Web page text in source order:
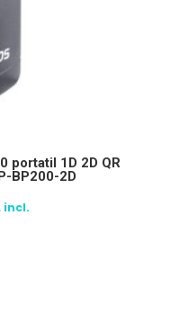
portatil 1D 2D QR
BP200-2D
incl.